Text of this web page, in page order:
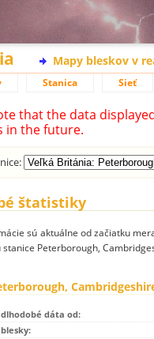
Mapy bleskov v
Stanica Sieť
that the data
in the future.
štatistiky
sú aktuálne od začiatku
Peterborough,
dáta od: